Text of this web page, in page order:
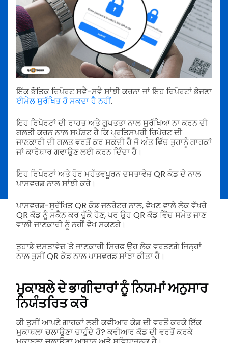
ਇੱਕ ਭੌਤਿਕ ਰਿਪੋਰਟ ਸਵੈ-ਸਵੈ ਸਾਂਝੀ ਕਰਨਾ ਜਾਂ ਇਹ ਰਿਪੋਰਟਾਂ ਭੇਜਣਾ
ਈਮੇਲ ਸੁਰੱਖਿਤ ਹੋ ਸਕਦਾ ਹੈ ਨਹੀਂ.
ਇਹ ਰਿਪੋਰਟਾਂ ਦੀ ਰਾਹਤ ਅਤੇ ਗੁਪਤਤਾ ਨਾਲ ਸੁਰੱਖਿਆ ਨਾ ਕਰਨ ਦੀ
ਗਲਤੀ ਕਰਨ ਨਾਲ ਸਪੱਸ਼ਟ ਹੈ ਕਿ ਪ੍ਰਤਿਸਪਰੀ ਰਿਪੋਰਟ ਦੀ
ਜਾਣਕਾਰੀ ਦੀ ਗਲਤ ਵਰਤੋਂ ਕਰ ਸਕਦੀ ਹੈ ਜੋ ਅੰਤ ਵਿੱਚ ਤੁਹਾਨੂੰ ਗਾਹਕਾਂ
ਜਾਂ ਕਾਰੋਬਾਰ ਗਵਾਉਣ ਲਈ ਕਰਨ ਦਿੰਦਾ ਹੈ।
ਇਹ ਰਿਪੋਰਟਾਂ ਅਤੇ ਹੋਰ ਮਹੱਤਵਪੂਰਨ ਦਸਤਾਵੇਜ਼ QR ਕੋਡ ਦੇ ਨਾਲ
ਪਾਸਵਰਡ ਨਾਲ ਸਾਂਝੀ ਕਰੋ।
ਪਾਸਵਰਡ-ਸੁਰੱਖਿਤ QR ਕੋਡ ਜਨਰੇਟਰ ਨਾਲ, ਵੇਖਣ ਵਾਲੇ ਲੋਕ ਵੱਖਰੇ
QR ਕੋਡ ਨੂੰ ਸਕੈਨ ਕਰ ਚੁੱਕੇ ਹੋਣ, ਪਰ ਉਹ QR ਕੋਡ ਵਿੱਚ ਸਮੇਤ ਜਾਣ
ਵਾਲੀ ਜਾਣਕਾਰੀ ਨੂੰ ਨਹੀਂ ਵੇਖ ਸਕਣਗੇ।
ਤੁਹਾਡੇ ਦਸਤਾਵੇਜ਼ 'ਤੇ ਜਾਣਕਾਰੀ ਸਿਰਫ ਉਹ ਲੋਕ ਵਰਤਣਗੇ ਜਿਨ੍ਹਾਂ
ਨਾਲ ਤੁਸੀਂ QR ਕੋਡ ਨਾਲ ਪਾਸਵਰਡ ਸਾਂਝਾ ਕੀਤਾ ਹੈ।
ਮੁਕਾਬਲੇ ਦੇ ਭਾਗੀਦਾਰਾਂ ਨੂੰ ਨਿਯਮਾਂ ਅਨੁਸਾਰ
ਨਿਯੰਤਰਿਤ ਕਰੋ
ਕੀ ਤੁਸੀਂ ਆਪਣੇ ਗਾਹਕਾਂ ਲਈ ਕਵੀਆਰ ਕੋਡ ਦੀ ਵਰਤੋਂ ਕਰਕੇ ਇੱਕ
ਮੁਕਾਬਲਾ ਚਲਾਉਣਾ ਚਾਹੁੰਦੇ ਹੋ? ਕਵੀਆਰ ਕੋਡ ਦੀ ਵਰਤੋਂ ਕਰਕੇ